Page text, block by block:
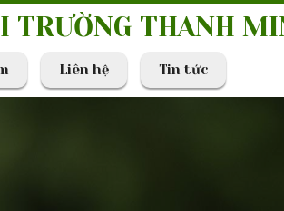
TRƯỜNG THANH
Liên hệ Tin tức